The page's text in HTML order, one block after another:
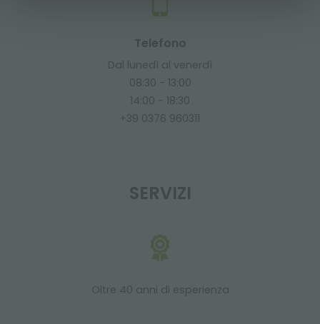
Telefono
Dal lunedì al venerdì
08:30 - 13:00
14:00 - 18:30
+39 0376 960311
SERVIZI
Oltre 40 anni di esperienza